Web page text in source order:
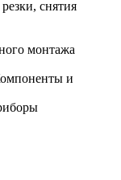
снятия
монтажа
и